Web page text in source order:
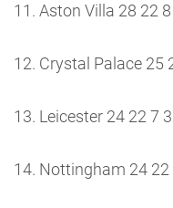
11. Aston Villa 28 22
12. Crystal Palace 25
13. Leicester 24 22 7
14. Nottingham 24 22